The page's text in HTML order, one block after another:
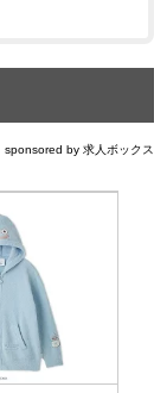
sponsored by 求人ボックス